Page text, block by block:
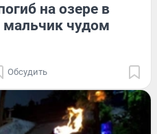
на озере в
мальчик чудом
Обсудить